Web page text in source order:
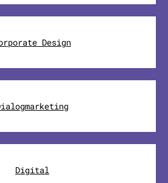
Design
Digital